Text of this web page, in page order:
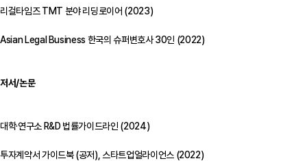
리걸타임즈 TMT 분야 리딩로이어 (2023)
Asian Legal Business 한국의 슈퍼변호사 30인 (2022)
저서/논문
대학·연구소 R&D 법률가이드라인 (2024)
투자계약서 가이드북 (공저), 스타트업얼라이언스 (2022)